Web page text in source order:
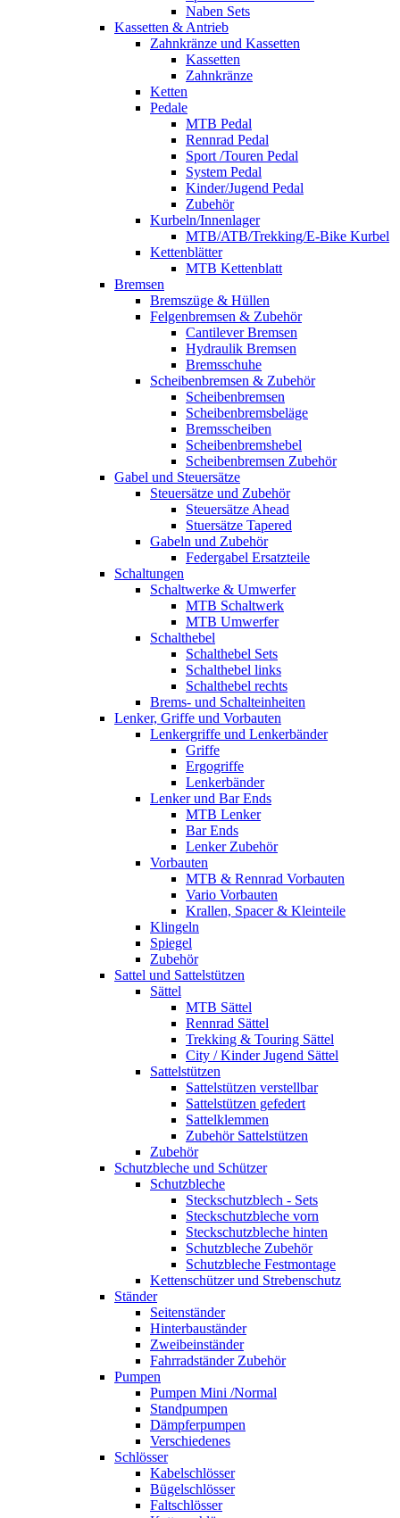
Naben Sets
Kassetten & Antrieb
Zahnkränze und Kassetten
Kassetten
Zahnkränze
Ketten
Pedale
MTB Pedal
Rennrad Pedal
Sport /Touren Pedal
System Pedal
Kinder/Jugend Pedal
Zubehör
Kurbeln/Innenlager
MTB/ATB/Trekking/E-Bike Kurbel
Kettenblätter
MTB Kettenblatt
Bremsen
Bremszüge & Hüllen
Felgenbremsen & Zubehör
Cantilever Bremsen
Hydraulik Bremsen
Bremsschuhe
Scheibenbremsen & Zubehör
Scheibenbremsen
Scheibenbremsbeläge
Bremsscheiben
Scheibenbremshebel
Scheibenbremsen Zubehör
Gabel und Steuersätze
Steuersätze und Zubehör
Steuersätze Ahead
Stuersätze Tapered
Gabeln und Zubehör
Federgabel Ersatzteile
Schaltungen
Schaltwerke & Umwerfer
MTB Schaltwerk
MTB Umwerfer
Schalthebel
Schalthebel Sets
Schalthebel links
Schalthebel rechts
Brems- und Schalteinheiten
Lenker, Griffe und Vorbauten
Lenkergriffe und Lenkerbänder
Griffe
Ergogriffe
Lenkerbänder
Lenker und Bar Ends
MTB Lenker
Bar Ends
Lenker Zubehör
Vorbauten
MTB & Rennrad Vorbauten
Vario Vorbauten
Krallen, Spacer & Kleinteile
Klingeln
Spiegel
Zubehör
Sattel und Sattelstützen
Sättel
MTB Sättel
Rennrad Sättel
Trekking & Touring Sättel
City / Kinder Jugend Sättel
Sattelstützen
Sattelstützen verstellbar
Sattelstützen gefedert
Sattelklemmen
Zubehör Sattelstützen
Zubehör
Schutzbleche und Schützer
Schutzbleche
Steckschutzblech - Sets
Steckschutzbleche vorn
Steckschutzbleche hinten
Schutzbleche Zubehör
Schutzbleche Festmontage
Kettenschützer und Strebenschutz
Ständer
Seitenständer
Hinterbauständer
Zweibeinständer
Fahrradständer Zubehör
Pumpen
Pumpen Mini /Normal
Standpumpen
Dämpferpumpen
Verschiedenes
Schlösser
Kabelschlösser
Bügelschlösser
Faltschlösser